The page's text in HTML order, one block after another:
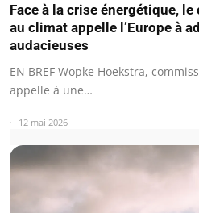
Face à la crise énergétique,
au climat appelle l’Europe à
audacieuses
EN BREF Wopke Hoekstra,
appelle à une…
12 mai 2026